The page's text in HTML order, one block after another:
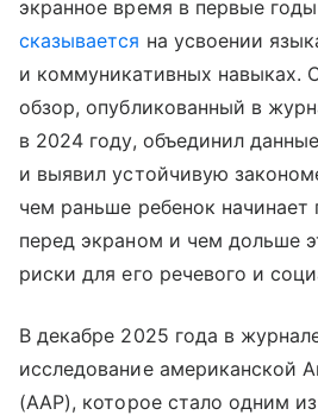
экранное время в первые
сказывается на усвоении
и коммуникативных навыках.
обзор, опубликованный в
в 2024 году, объединил
и выявил устойчивую
чем раньше ребенок начинает
перед экраном и чем дольше
риски для его речевого и
В декабре 2025 года в
исследование американской
(AAP), которое стало одним